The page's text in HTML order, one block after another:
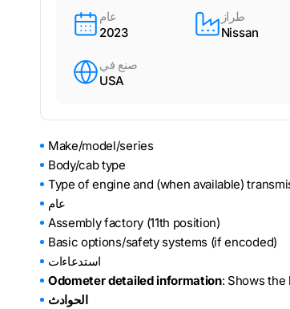
عام
2023
طراز
Nissan
صنع في
USA
Make/model/series
Body/cab type
Type of engine and (when available)
عام
Assembly factory (11th position)
Basic options/safety systems (if encoded)
استدعاءات
Odometer detailed information: Shows the
الحوادث